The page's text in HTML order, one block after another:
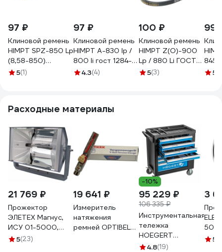
97 ₽
Клиновой ремень
HIMPT SPZ-850 Lp
(8,58-850)
00028003243
5(1)
97 ₽
Клиновой ремень
HIMPT A-830 lp /
800 li гост 1284-
89 00-00008276
4.3(4)
100 ₽
Клиновой ремень
HIMPT Z(O)-900
Lp / 880 Li ГОСТ
1284-89
5(3)
99
845
89
5
Расходные материалы
21 769 ₽
Прожектор
ЭЛЕТЕХ Магнус,
ИСУ 01-5000,
IP23, ИУ
5(23)
19 641 ₽
Измеритель
натяжения
ремней OPTIBELT
-10%
95 229 ₽
106 335 ₽
Инструментальная
тележка
HOEGERT
TECHNIK 7
4.8(19)
3
500
5